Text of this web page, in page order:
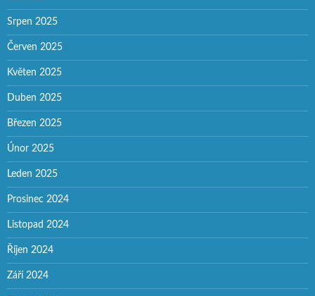
Srpen 2025
Červen 2025
Květen 2025
Duben 2025
Březen 2025
Únor 2025
Leden 2025
Prosinec 2024
Listopad 2024
Říjen 2024
Září 2024